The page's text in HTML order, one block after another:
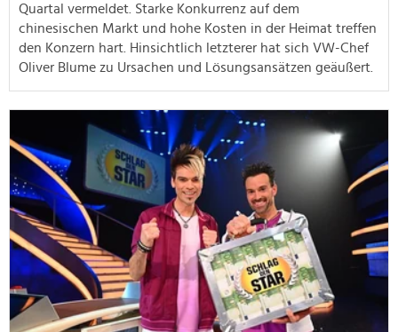
Quartal vermeldet. Starke Konkurrenz auf dem
chinesischen Markt und hohe Kosten in der Heimat treffen
den Konzern hart. Hinsichtlich letzterer hat sich VW-Chef
Oliver Blume zu Ursachen und Lösungsansätzen geäußert.